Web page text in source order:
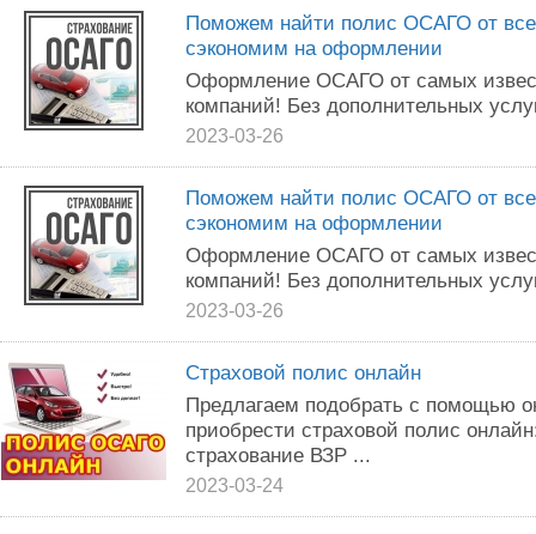
Поможем найти полис ОСАГО от
сэкономим на оформлении
Оформление ОСАГО от самых
компаний! Без дополнительных
2023-03-26
Поможем найти полис ОСАГО от
сэкономим на оформлении
Оформление ОСАГО от самых
компаний! Без дополнительных
2023-03-26
Страховой полис онлайн
Предлагаем подобрать с помощью
приобрести страховой полис
страхование ВЗР ...
2023-03-24